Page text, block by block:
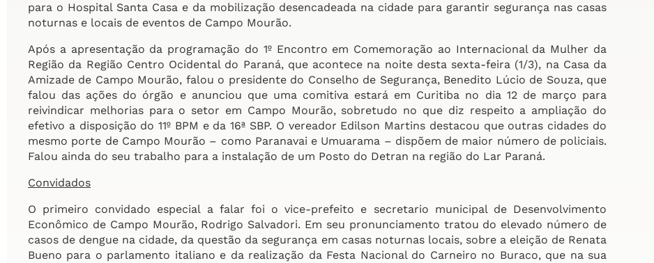
para o Hospital Santa Casa e da mobilização desencadeada na cidade para garantir segurança nas casas
noturnas e locais de eventos de Campo Mourão.
Após a apresentação da programação do 1º Encontro em Comemoração ao Internacional da Mulher da
Região da Região Centro Ocidental do Paraná, que acontece na noite desta sexta-feira (1/3), na Casa da
Amizade de Campo Mourão, falou o presidente do Conselho de Segurança, Benedito Lúcio de Souza, que
falou das ações do órgão e anunciou que uma comitiva estará em Curitiba no dia 12 de março para
reivindicar melhorias para o setor em Campo Mourão, sobretudo no que diz respeito a ampliação do
efetivo a disposição do 11º BPM e da 16ª SBP. O vereador Edilson Martins destacou que outras cidades do
mesmo porte de Campo Mourão – como Paranavai e Umuarama – dispõem de maior número de policiais.
Falou ainda do seu trabalho para a instalação de um Posto do Detran na região do Lar Paraná.
Convidados
O primeiro convidado especial a falar foi o vice-prefeito e secretario municipal de Desenvolvimento
Econômico de Campo Mourão, Rodrigo Salvadori. Em seu pronunciamento tratou do elevado número de
casos de dengue na cidade, da questão da segurança em casas noturnas locais, sobre a eleição de Renata
Bueno para o parlamento italiano e da realização da Festa Nacional do Carneiro no Buraco, que na sua